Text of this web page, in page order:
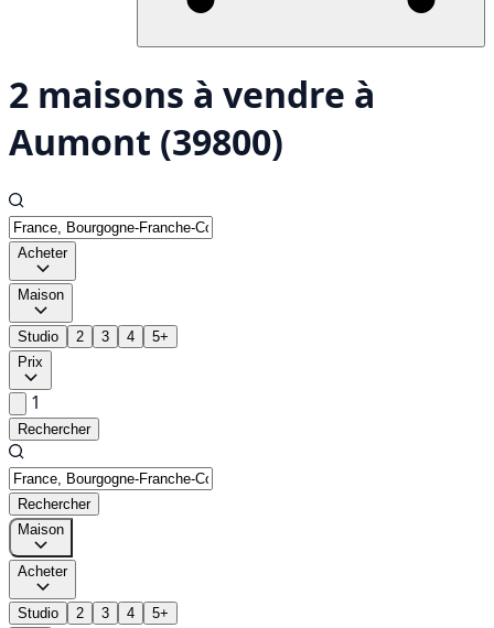
2 maisons à vendre à
Aumont (39800)
Acheter
Maison
Studio 2 3 4
5+
Prix
1
Rechercher
Rechercher
Maison
Acheter
Studio 2 3 4
5+